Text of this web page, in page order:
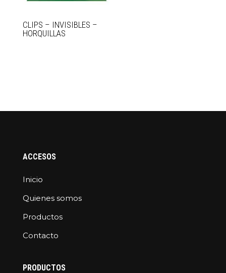
CLIPS – INVISIBLES –
HORQUILLAS
ACCESOS
Inicio
Quienes somos
Productos
Contacto
PRODUCTOS